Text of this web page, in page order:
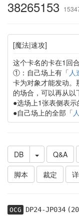
38265153
[魔法|速攻]
这个卡名的卡在1回
①：自己场上有「 人
卡为对象才能发动。
的场合，可以再从以
●选场上1张表侧表示
●自己场上的全部「
DB Q&A
脚本
裁定
OCG DP24-JP034